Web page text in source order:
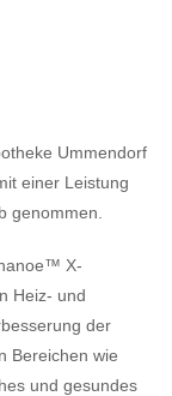
Ummendorf
einer Leistung
genommen.
X-
Heiz- und
der
Bereichen wie
und gesundes